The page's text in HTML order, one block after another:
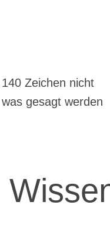
Zeichen nicht
gesagt werden